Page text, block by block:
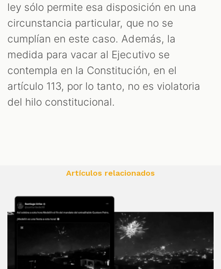
ley sólo permite esa disposición en una
circunstancia particular, que no se
cumplían en este caso. Además, la
medida para vacar al Ejecutivo se
contempla en la Constitución, en el
artículo 113, por lo tanto, no es violatoria
del hilo constitucional.
Artículos relacionados